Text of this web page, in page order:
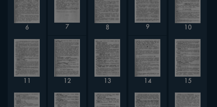
6 7 8 9 10
11 12 13 14 15